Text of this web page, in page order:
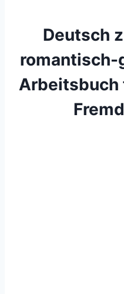
Deutsch
romantisch-
Arbeitsbuch